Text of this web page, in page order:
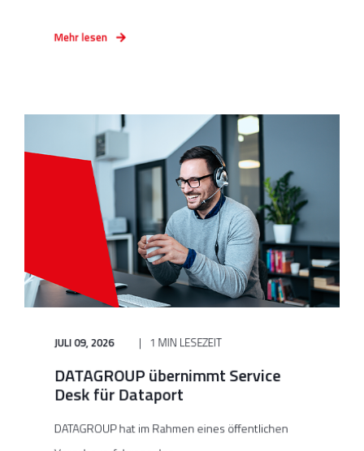
Mehr lesen
JULI 09, 2026 1 MIN LESEZEIT
DATAGROUP übernimmt Service
Desk für Dataport
DATAGROUP hat im Rahmen eines öffentlichen